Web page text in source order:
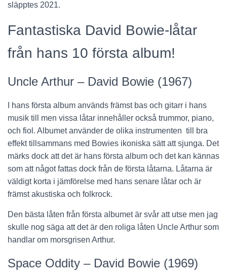
släpptes 2021.
Fantastiska David Bowie-låtar
från hans 10 första album!
Uncle Arthur – David Bowie (1967)
I hans första album används främst bas och gitarr i hans
musik till men vissa låtar innehåller också trummor, piano,
och fiol. Albumet använder de olika instrumenten till bra
effekt tillsammans med Bowies ikoniska sätt att sjunga. Det
märks dock att det är hans första album och det kan kännas
som att något fattas dock från de första låtarna. Låtarna är
väldigt korta i jämförelse med hans senare låtar och är
främst akustiska och folkrock.
Den bästa låten från första albumet är svår att utse men jag
skulle nog säga att det är den roliga låten Uncle Arthur som
handlar om morsgrisen Arthur.
Space Oddity – David Bowie (1969)